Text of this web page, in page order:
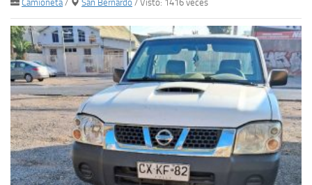
Camioneta/ San Bernardo / Visto: 1416 veces